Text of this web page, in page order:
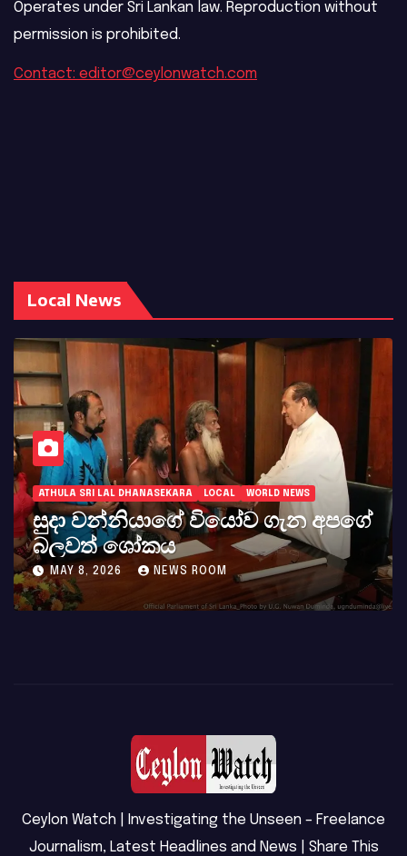
Operates under Sri Lankan law. Reproduction without
permission is prohibited.
Contact: editor@ceylonwatch.com
Local News
ATHULA SRI LAL DHANASEKARA LOCAL WORLD NEWS
සුදා වන්නියාගේ වියෝව ගැන අපගේ
බලවත් ශෝකය
MAY 8, 2026 NEWS ROOM
Ceylon Watch | Investigating the Unseen – Freelance
Journalism, Latest Headlines and News | Share This